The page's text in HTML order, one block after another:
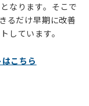
なります。そこで
るだけ早期に改善
しています。
こちら